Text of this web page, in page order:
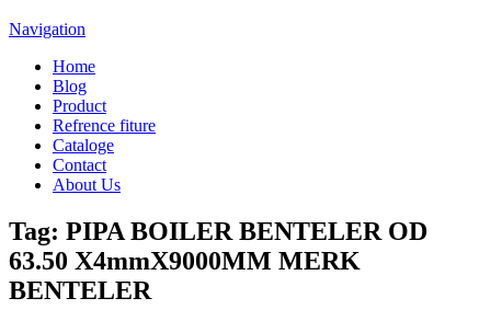
Navigation
Home
Blog
Product
Refrence fiture
Cataloge
Contact
About Us
Tag: PIPA BOILER BENTELER OD
63.50 X4mmX9000MM MERK
BENTELER